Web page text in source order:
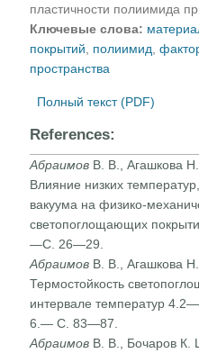
пластичности полиимида
Ключевые слова:
покрытий
полиимид ,
пространства
Полный текст (PDF)
References:
Абраимов В. В., Агашкова
Влияние низких
вакуума на фи­зико-
светопоглощающих
—С. 26—29.
Абраимов В. В., Агашкова
Термостойкость
интервале температур
6.— С. 83—87.
Абраимов В. В., Бочаров К.